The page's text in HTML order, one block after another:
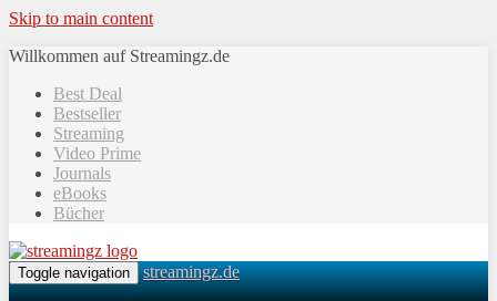
Skip to main content
Willkommen auf Streamingz.de
Best Deal
Bestseller
Streaming
Video Prime
Journals
eBooks
Bücher
Toggle navigation streamingz.de